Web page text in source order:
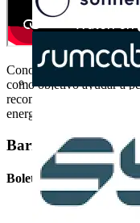
Conoce el proyecto
como objetivo ayudar a
recomendaciones
energética, y adecuando
Barra lateral
Boletín informativo